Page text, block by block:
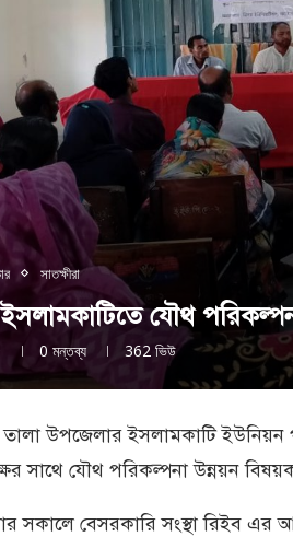
সাতক্ষীরা
যৌথ
0 মন্তব্য 362 ভিউ
: তালা উপজেলার ইসলামকাটি ইউনিয়ন
সাথে যৌথ পরিকল্পনা উন্নয়ন
সকালে বেসরকারি সংস্থা রিইব এর